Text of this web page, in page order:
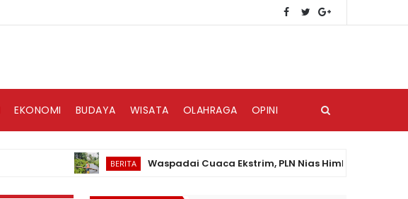
EKONOMI BUDAYA WISATA OLAHRAGA OPINI
BERITA Waspadai Cuaca Ekstrim, PLN Nias Himbau Masyarakat